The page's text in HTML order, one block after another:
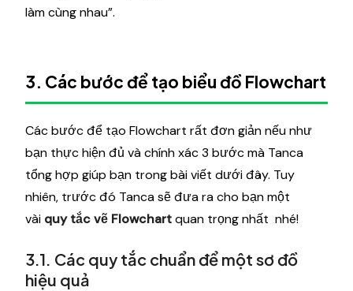
làm cùng nhau”.
3. Các bước để tạo biểu đồ Flowchart
Các bước để tạo Flowchart rất đơn giản nếu như
bạn thực hiện đủ và chính xác 3 bước mà Tanca
tổng hợp giúp bạn trong bài viết dưới đây. Tuy
nhiên, trước đó Tanca sẽ đưa ra cho bạn một
vài quy tắc vẽ Flowchartquan trọng nhất nhé!
3.1. Các quy tắc chuẩn để một sơ đồ
hiệu quả